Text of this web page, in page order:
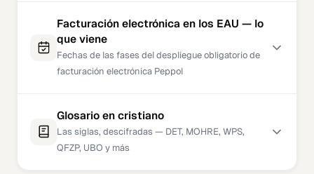
Facturación electrónica en los EAU — lo
que viene
Fechas de las fases del despliegue obligatorio de
facturación electrónica Peppol
Glosario en cristiano
Las siglas, descifradas — DET, MOHRE, WPS,
QFZP, UBO y más